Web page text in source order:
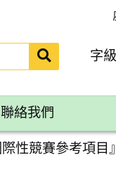
送出 字級
聯絡我們
性競賽參考項目